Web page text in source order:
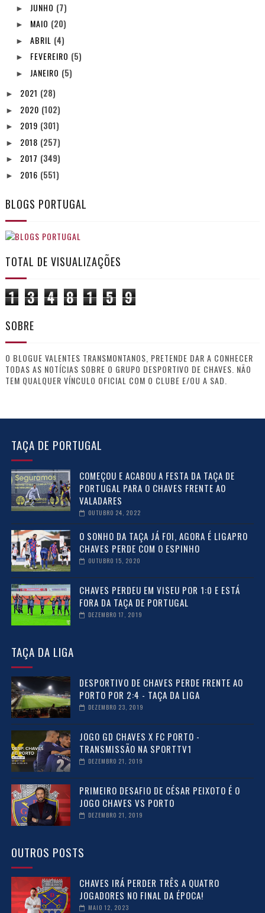
► JUNHO (7)
► MAIO (20)
► ABRIL (4)
► FEVEREIRO (5)
► JANEIRO (5)
► 2021 (28)
► 2020 (102)
► 2019 (301)
► 2018 (257)
► 2017 (349)
► 2016 (551)
BLOGS PORTUGAL
TOTAL DE VISUALIZAÇÕES
1 3 4 8 1 5 9
SOBRE
O BLOGUE VALENTES TRANSMONTANOS, PRETENDE DAR A CONHECER
TODAS AS NOTÍCIAS SOBRE O GRUPO DESPORTIVO DE CHAVES. NÃO
TEM QUALQUER VÍNCULO OFICIAL COM O CLUBE E/OU A SAD.
TAÇA DE PORTUGAL
COMEÇOU E ACABOU A FESTA DA TAÇA DE
PORTUGAL PARA O CHAVES FRENTE AO
VALADARES
OUTUBRO 24, 2022
O SONHO DA TAÇA JÁ FOI, AGORA É LIGAPRO
CHAVES PERDE COM O ESPINHO
OUTUBRO 15, 2020
CHAVES PERDEU EM VISEU POR 1:0 E ESTÁ
FORA DA TAÇA DE PORTUGAL
DEZEMBRO 17, 2019
TAÇA DA LIGA
DESPORTIVO DE CHAVES PERDE FRENTE AO
PORTO POR 2:4 - TAÇA DA LIGA
DEZEMBRO 23, 2019
JOGO GD CHAVES X FC PORTO -
TRANSMISSÃO NA SPORTTV1
DEZEMBRO 21, 2019
PRIMEIRO DESAFIO DE CÉSAR PEIXOTO É O
JOGO CHAVES VS PORTO
DEZEMBRO 21, 2019
OUTROS POSTS
CHAVES IRÁ PERDER TRÊS A QUATRO
JOGADORES NO FINAL DA ÉPOCA!
MAIO 12, 2023